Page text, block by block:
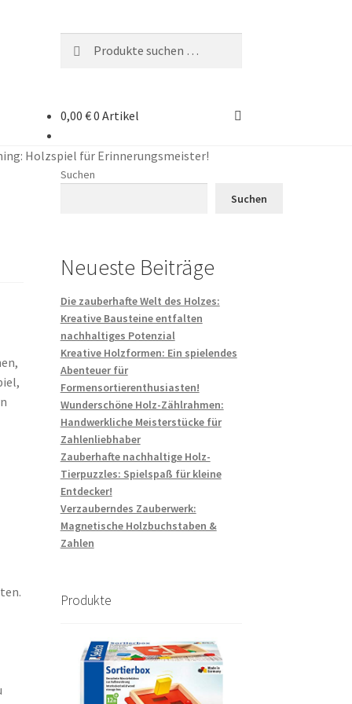
nach:
0,00 €0 Artikel
Holzspiel für Erinnerungsmeister!
Suchen
Suchen
Neueste Beiträge
Die zauberhafte Welt des Holzes:
Kreative Bausteine entfalten
nachhaltiges Potenzial
Kreative Holzformen: Ein spielendes
Abenteuer für
Formensortierenthusiasten!
Wunderschöne Holz-Zählrahmen:
Handwerkliche Meisterstücke für
Zahlenliebhaber
Zauberhafte nachhaltige Holz-
Tierpuzzles: Spielspaß für kleine
Entdecker!
Verzauberndes Zauberwerk:
Magnetische Holzbuchstaben &
Zahlen
Produkte